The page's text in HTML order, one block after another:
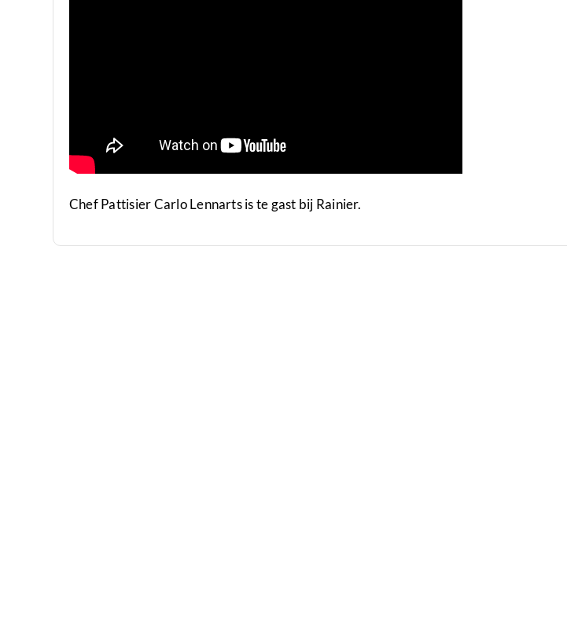
Chef Pattisier Carlo Lennarts is te gast bij Rainier.